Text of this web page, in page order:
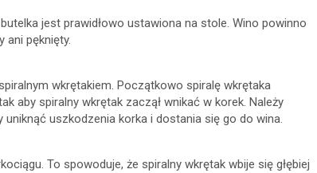
jest prawidłowo ustawiona na stole. Wino powinno
ani pęknięty.
wkrętakiem. Początkowo spiralę wkrętaka
aby spiralny wkrętak zaczął wnikać w korek. Należy
uszkodzenia korka i dostania się go do wina.
To spowoduje, że spiralny wkrętak wbije się głębiej